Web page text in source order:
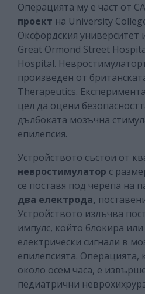
Операцията му е част от
проект на University
Оксфордския
Great Ormond Street
Hospital.
произведен от
Therapeutics.
цел да оцени
дълбоката мозъчна
епилепсия.
Устройството състои от
невростимулатор с
се поставя под черепа на
два електрода,
Устройството излъчва
импулс, който блокира
електрически сигнали в
епилепсията.
около осем часа, е
педиатрични